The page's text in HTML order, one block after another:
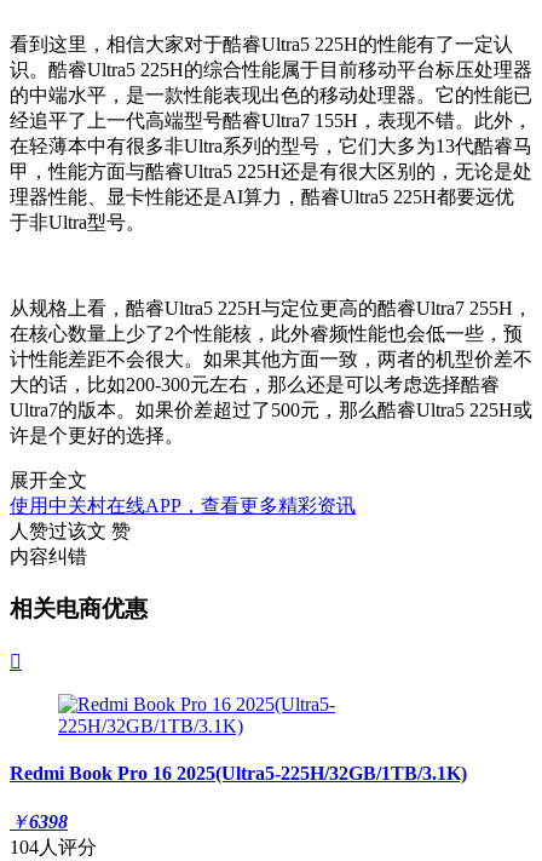
看到这里，相信大家对于酷睿Ultra5 225H的性能有了一定认
识。酷睿Ultra5 225H的综合性能属于目前移动平台标压处理器
的中端水平，是一款性能表现出色的移动处理器。它的性能已
经追平了上一代高端型号酷睿Ultra7 155H，表现不错。此外，
在轻薄本中有很多非Ultra系列的型号，它们大多为13代酷睿马
甲，性能方面与酷睿Ultra5 225H还是有很大区别的，无论是处
理器性能、显卡性能还是AI算力，酷睿Ultra5 225H都要远优
于非Ultra型号。
从规格上看，酷睿Ultra5 225H与定位更高的酷睿Ultra7 255H，
在核心数量上少了2个性能核，此外睿频性能也会低一些，预
计性能差距不会很大。如果其他方面一致，两者的机型价差不
大的话，比如200-300元左右，那么还是可以考虑选择酷睿
Ultra7的版本。如果价差超过了500元，那么酷睿Ultra5 225H或
许是个更好的选择。
展开全文
使用中关村在线APP，查看更多精彩资讯
人赞过该文 赞
内容纠错
相关电商优惠

Redmi Book Pro 16 2025(Ultra5-225H/32GB/1TB/3.1K)
￥6398
104人评分